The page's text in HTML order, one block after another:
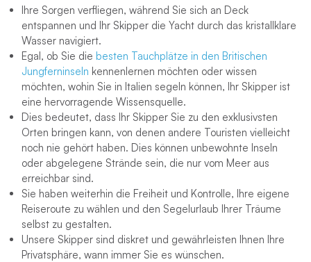
Ihre Sorgen verfliegen, während Sie sich an Deck
entspannen und Ihr Skipper die Yacht durch das kristallklare
Wasser navigiert.
Egal, ob Sie die besten Tauchplätze in den Britischen
Jungferninseln kennenlernen möchten oder wissen
möchten, wohin Sie in Italien segeln können, Ihr Skipper ist
eine hervorragende Wissensquelle.
Dies bedeutet, dass Ihr Skipper Sie zu den exklusivsten
Orten bringen kann, von denen andere Touristen vielleicht
noch nie gehört haben. Dies können unbewohnte Inseln
oder abgelegene Strände sein, die nur vom Meer aus
erreichbar sind.
Sie haben weiterhin die Freiheit und Kontrolle, Ihre eigene
Reiseroute zu wählen und den Segelurlaub Ihrer Träume
selbst zu gestalten.
Unsere Skipper sind diskret und gewährleisten Ihnen Ihre
Privatsphäre, wann immer Sie es wünschen.